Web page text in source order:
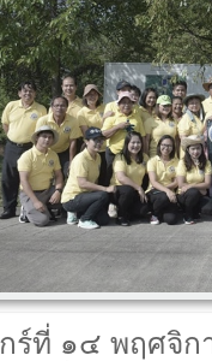
ร์ที่ ๑๔ พฤศจิ